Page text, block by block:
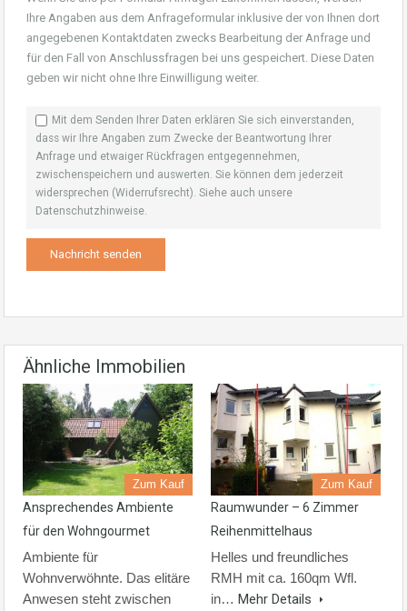
Ihre Angaben aus dem Anfrageformular inklusive der von Ihnen dort
angegebenen Kontaktdaten zwecks Bearbeitung der Anfrage und
für den Fall von Anschlussfragen bei uns gespeichert. Diese Daten
geben wir nicht ohne Ihre Einwilligung weiter.
Mit dem Senden Ihrer Daten erklären Sie sich einverstanden,
dass wir Ihre Angaben zum Zwecke der Beantwortung Ihrer
Anfrage und etwaiger Rückfragen entgegennehmen,
zwischenspeichern und auswerten. Sie können dem jederzeit
widersprechen (Widerrufsrecht). Siehe auch unsere
Datenschutzhinweise.
Ähnliche Immobilien
Zum Kauf
Ansprechendes Ambiente
für den Wohngourmet
Ambiente für
Wohnverwöhnte. Das elitäre
Anwesen steht zwischen
Zum Kauf
Raumwunder – 6 Zimmer
Reihenmittelhaus
Helles und freundliches
RMH mit ca. 160qm Wfl.
in… Mehr Details